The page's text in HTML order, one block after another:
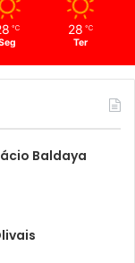
℃ 28 ℃
Ter
Baldaya